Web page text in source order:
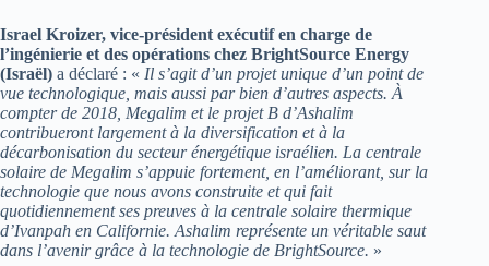
Israel Kroizer, vice-président exécutif en charge de
l’ingénierie et des opérations chez BrightSource Energy
(Israël) a déclaré : « Il s’agit d’un projet unique d’un point de
vue technologique, mais aussi par bien d’autres aspects. À
compter de 2018, Megalim et le projet B d’Ashalim
contribueront largement à la diversification et à la
décarbonisation du secteur énergétique israélien. La centrale
solaire de Megalim s’appuie fortement, en l’améliorant, sur la
technologie que nous avons construite et qui fait
quotidiennement ses preuves à la centrale solaire thermique
d’Ivanpah en Californie. Ashalim représente un véritable saut
dans l’avenir grâce à la technologie de BrightSource. »